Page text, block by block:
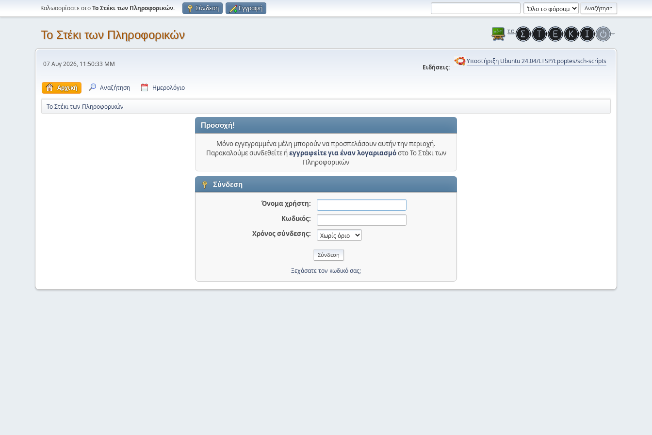
Καλωσορίσατε στοΤο Στέκι των Πληροφορικών. Σύνδεση Εγγραφή
Το Στέκι των Πληροφορικών
07 Αυγ 2026, 11:50:33 ΜΜ Ειδήσεις:
Υποστήριξη Ubuntu 24.04/LTSP/Epoptes/sch-scripts
Αρχική Αναζήτηση Ημερολόγιο
Το Στέκι των Πληροφορικών
Προσοχή!
Μόνο εγγεγραμμένα μέλη μπορούν να προσπελάσουν αυτήν την περιοχή.
Παρακαλούμε συνδεθείτε ήεγγραφείτε για έναν λογαριασμόστο Το Στέκι των
Πληροφορικών
Σύνδεση
Όνομα χρήστη:
Κωδικός:
Χρόνος σύνδεσης:
Ξεχάσατε τον κωδικό σας;